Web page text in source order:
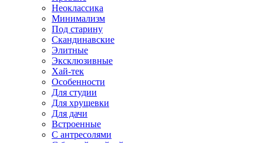
Неоклассика
Минимализм
Под старину
Скандинавские
Элитные
Эксклюзивные
Хай-тек
Особенности
Для студии
Для хрущевки
Для дачи
Встроенные
С антресолями